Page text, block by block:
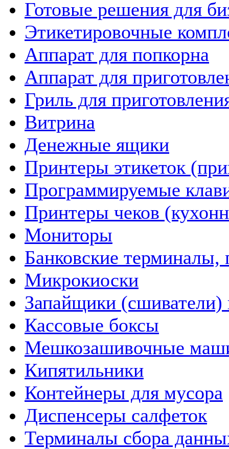
Готовые решения для
Этикетировочные
Аппарат для попкорна
Аппарат для
Гриль для
Витрина
Денежные ящики
Принтеры этикеток
Программируемые
Принтеры чеков
Мониторы
Банковские
Микрокиоски
Запайщики (сшиватели)
Кассовые боксы
Мешкозашивочные
Кипятильники
Контейнеры для мусора
Диспенсеры салфеток
Терминалы сбора